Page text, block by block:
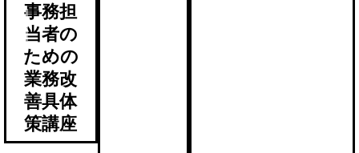
事務担
当者の
ための
業務改
善具体
策講座